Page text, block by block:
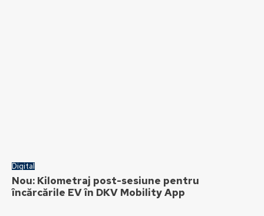
Digital
Nou: Kilometraj post-sesiune pentru
încărcările EV în DKV Mobility App